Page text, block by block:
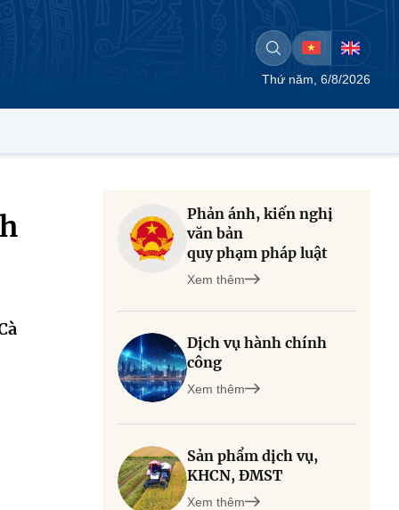
Thứ năm, 6/8/2026
Phản ánh, kiến nghị
văn bản
quy phạm pháp luật
Xem thêm
Dịch vụ hành chính
công
Xem thêm
Sản phẩm dịch vụ,
KHCN, ĐMST
Xem thêm